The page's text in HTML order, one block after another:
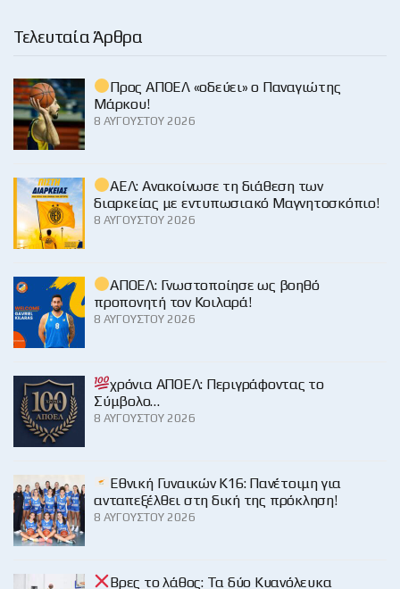
Τελευταία Άρθρα
Προς ΑΠΟΕΛ «οδεύει» ο Παναγιώτης
Μάρκου!
8 ΑΥΓΟΎΣΤΟΥ 2026
ΑΕΛ: Ανακοίνωσε τη διάθεση των
διαρκείας με εντυπωσιακό Μαγνητοσκόπιο!
8 ΑΥΓΟΎΣΤΟΥ 2026
ΑΠΟΕΛ: Γνωστοποίησε ως βοηθό
προπονητή τον Κοιλαρά!
8 ΑΥΓΟΎΣΤΟΥ 2026
χρόνια ΑΠΟΕΛ: Περιγράφοντας το
Σύμβολο…
8 ΑΥΓΟΎΣΤΟΥ 2026
Εθνική Γυναικών Κ16: Πανέτοιμη για
ανταπεξέλθει στη δική της πρόκληση!
8 ΑΥΓΟΎΣΤΟΥ 2026
Βρες το λάθος: Τα δύο Κυανόλευκα